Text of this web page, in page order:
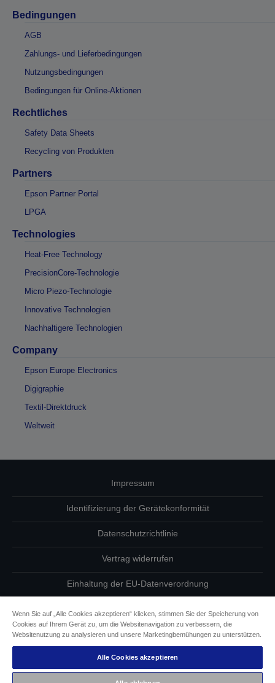
Bedingungen
AGB
Zahlungs- und Lieferbedingungen
Nutzungsbedingungen
Bedingungen für Online-Aktionen
Rechtliches
Safety Data Sheets
Recycling von Produkten
Partners
Epson Partner Portal
LPGA
Technologies
Heat-Free Technology
PrecisionCore-Technologie
Micro Piezo-Technologie
Innovative Technologien
Nachhaltigere Technologien
Company
Epson Europe Electronics
Digigraphie
Textil-Direktdruck
Weltweit
Impressum
Identifizierung der Gerätekonformität
Datenschutzrichtlinie
Vertrag widerrufen
Einhaltung der EU-Datenverordnung
Informationen zu Cookies
Epson Engagement für Barrierefreiheit
Wenn Sie auf „Alle Cookies akzeptieren“ klicken, stimmen Sie der Speicherung von
Cookies auf Ihrem Gerät zu, um die Websitenavigation zu verbessern, die
Websitenutzung zu analysieren und unsere Marketingbemühungen zu unterstützen.
Alle Cookies akzeptieren